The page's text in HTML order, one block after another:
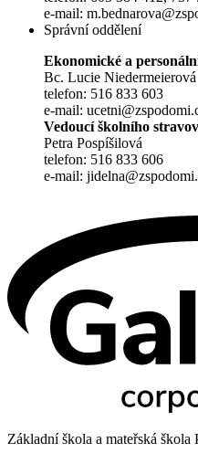
e-mail:
Správní oddělení
Ekonomické a
Bc. Lucie Niedermeierová
telefon: 516 833 603
e-mail:
Vedoucí školního
Petra Pospíšilová
telefon: 516 833 606
e-mail:
Základní škola a mateřská